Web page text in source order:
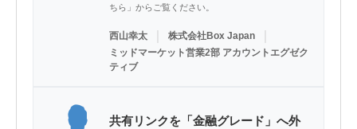
ちら」からご覧ください。
西山幸太 株式会社Box Japan
ミッドマーケット営業2部 アカウントエグゼク
ティブ
共有リンクを「金融グレード」へ外